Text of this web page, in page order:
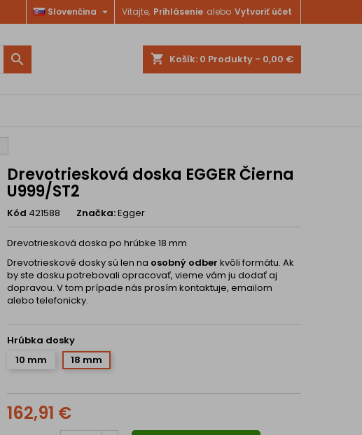
Vitajte, Prihlásenie alebo Vytvoriť účet
Slovenčina 
shopping_cart Košík: 0 Produkty - 0,00 €

Drevotriesková doska EGGER Čierna
U999/ST2
Kód 421588 Značka:Egger
Drevotriesková doska po hrúbke 18 mm
Drevotrieskové dosky sú len na osobný odber kvôli formátu. Ak
by ste dosku potrebovali opracovať, vieme vám ju dodať aj
dopravou. V tom prípade nás prosím kontaktuje, emailom
alebo telefonicky.
Hrúbka dosky
10 mm
18 mm
162,91 €